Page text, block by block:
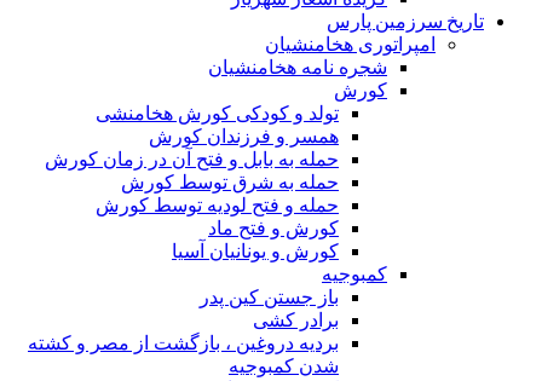
تاریخ سرزمین پارس
امپراتوری هخامنشیان
شجره نامه هخامنشیان
کورش
تولد و کودکی کورش هخامنشی
همسر و فرزندان کورش
حمله به بابل و فتح آن در زمان کورش
حمله به شرق توسط کورش
حمله و فتح لودیه توسط کورش
کورش و فتح ماد
کورش و یونانیان آسیا
کمبوجیه
باز جستن کین پدر
برادر کشی
بردیه دروغین ، بازگشت از مصر و کشته
شدن کمبوجیه